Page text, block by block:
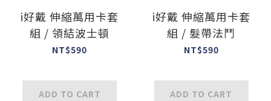
i好戴 伸縮萬用卡套
組 / 領結波士頓
NT$590
ADD TO CART
i好戴 伸縮萬用卡套
組 / 髮帶法鬥
NT$590
ADD TO CART